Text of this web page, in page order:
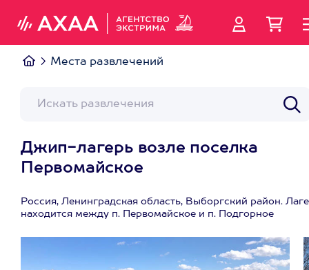
Места развлечений
Джип-лагерь возле поселка
Первомайское
Россия, Ленинградская область, Выборгский район.
находится между п. Первомайское и п. Подгорное